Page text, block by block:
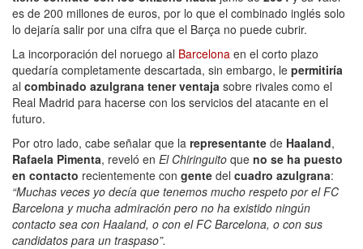
es de 200 millones de euros, por lo que el combinado inglés solo
lo dejaría salir por una cifra que el Barça no puede cubrir.
La incorporación del noruego al Barcelona en el corto plazo
quedaría completamente descartada, sin embargo, le permitiría
al combinado azulgrana tener ventaja sobre rivales como el
Real Madrid para hacerse con los servicios del atacante en el
futuro.
Por otro lado, cabe señalar que la representante de Haaland,
Rafaela Pimenta, reveló en El Chiringuito que no se ha puesto
en contacto recientemente con gente del cuadro azulgrana:
“Muchas veces yo decía que tenemos mucho respeto por el FC
Barcelona y mucha admiración pero no ha existido ningún
contacto sea con Haaland, o con el FC Barcelona, o con sus
candidatos para un traspaso”.